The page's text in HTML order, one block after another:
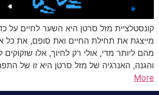
קונסטלציית מזל סרטן היא השער לחיים על
מייצגת את תחילת החיים ואת סופם, את כל
מהם ליותר מדי, אולי רק לחיוך, אלו שזקוקים
והגנה, האנרגיה של מזל סרטן היא זו של
More